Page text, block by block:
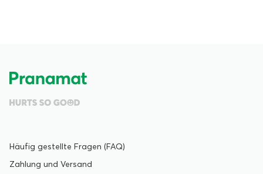
Häufig gestellte Fragen (FAQ)
Zahlung und Versand